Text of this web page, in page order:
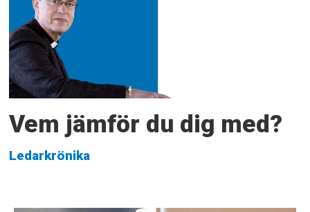
Vem jämför du dig med?
Ledarkrönika